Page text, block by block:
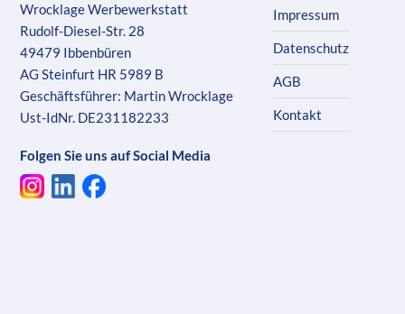
Wrocklage Werbewerkstatt
Rudolf-Diesel-Str. 28
49479 Ibbenbüren
AG Steinfurt HR 5989 B
Geschäftsführer: Martin Wrocklage
Ust-IdNr. DE231182233
Folgen Sie uns auf Social Media
Impressum
Datenschutz
AGB
Kontakt